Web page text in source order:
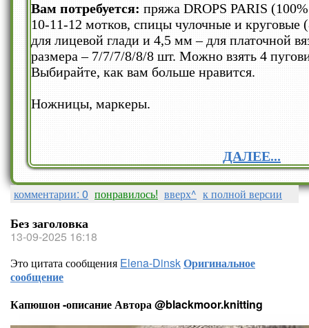
Вам потребуется: пряжа DROPS PARIS
10-11-12 мотков, спицы чулочные и
для лицевой глади и 4,5 мм – для платочной
размера – 7/7/7/8/8/8 шт. Можно взять 4
Выбирайте, как вам больше нравится.
Ножницы, маркеры.
ДАЛЕЕ...
комментарии: 0 понравилось! вверх^ к полной версии
Без заголовка
13-09-2025 16:18
Это цитата сообщения Elena-DinskОригинальное
сообщение
Капюшон -описание Автора @blackmoor.knitting